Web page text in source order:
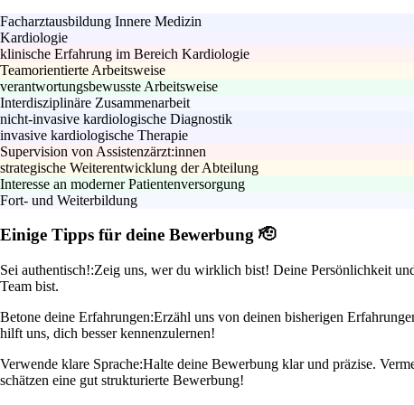
Facharztausbildung Innere Medizin
Kardiologie
klinische Erfahrung im Bereich Kardiologie
Teamorientierte Arbeitsweise
verantwortungsbewusste Arbeitsweise
Interdisziplinäre Zusammenarbeit
nicht-invasive kardiologische Diagnostik
invasive kardiologische Therapie
Supervision von Assistenzärzt:innen
strategische Weiterentwicklung der Abteilung
Interesse an moderner Patientenversorgung
Fort- und Weiterbildung
Einige Tipps für deine Bewerbung 🫡
Sei authentisch!:Zeig uns, wer du wirklich bist! Deine Persönlichkeit
Team bist.
Betone deine Erfahrungen:Erzähl uns von deinen bisherigen
hilft uns, dich besser kennenzulernen!
Verwende klare Sprache:Halte deine Bewerbung klar und präzise.
schätzen eine gut strukturierte Bewerbung!